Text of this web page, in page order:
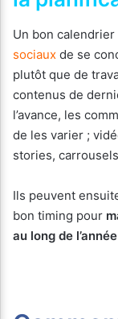
Un bon
sociaux de se
plutôt que de
contenus de
l’avance, les
de les varier ;
stories,
Ils peuvent
bon timing pour
au long de l’année